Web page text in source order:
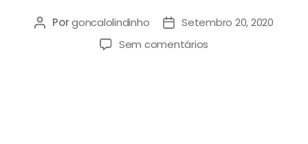
Porgoncalolindinho
Setembro 20, 2020
Sem comentários